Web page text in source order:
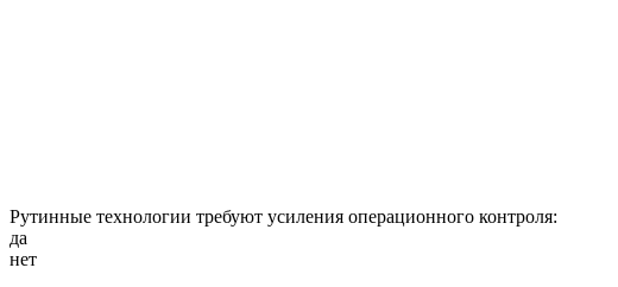
Рутинные технологии требуют усиления операционного контроля:
да
нет